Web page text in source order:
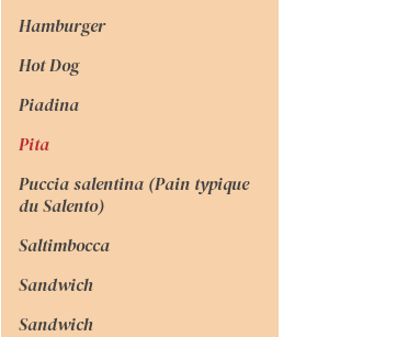
Hamburger
Hot Dog
Piadina
Pita
Puccia salentina (Pain typique
du Salento)
Saltimbocca
Sandwich
Sandwich